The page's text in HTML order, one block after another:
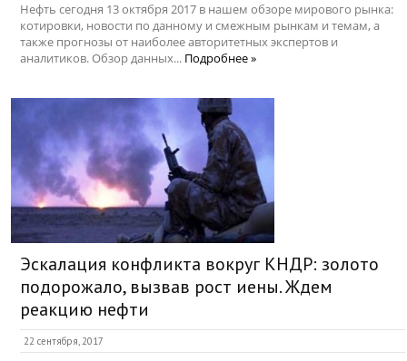
Нефть сегодня 13 октября 2017 в нашем обзоре мирового рынка:
котировки, новости по данному и смежным рынкам и темам, а
также прогнозы от наиболее авторитетных экспертов и
аналитиков. Обзор данных... Подробнее »
Эскалация конфликта вокруг КНДР: золото
подорожало, вызвав рост иены. Ждем
реакцию нефти
22 сентября, 2017